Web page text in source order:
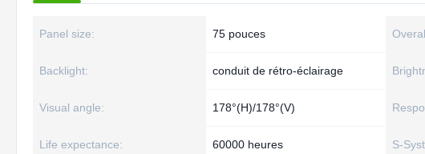
Panel size: 75 pouces
Backlight: conduit de rétro-éclairage
Visual angle: 178°(H)/178°(V)
Life expectance: 60000 heures S-